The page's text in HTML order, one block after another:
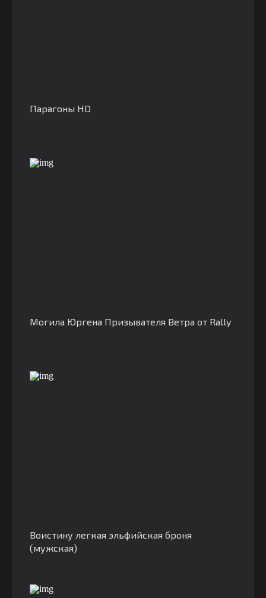
Парагоны HD
Могила Юргена Призывателя Ветра от Rally
Воистину легкая эльфийская броня
(мужская)